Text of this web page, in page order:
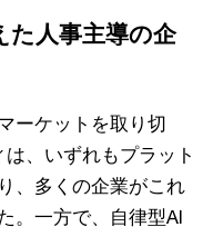
た人事主導の企
ーケットを取り切
、いずれもプラット
、多くの企業がこれ
。一方で、自律型AI